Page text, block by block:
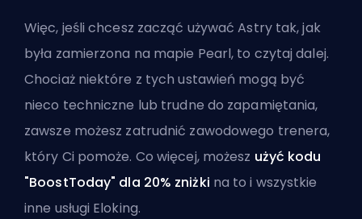
Więc, jeśli chcesz zacząć używać Astry tak, jak
była zamierzona na mapie Pearl, to czytaj dalej.
Chociaż niektóre z tych ustawień mogą być
nieco techniczne lub trudne do zapamiętania,
zawsze możesz zatrudnić zawodowego trenera,
który Ci pomoże. Co więcej, możesz użyć kodu
"BoostToday" dla 20% zniżki na to i wszystkie
inne usługi Eloking.